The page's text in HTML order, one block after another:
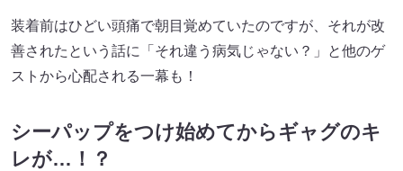
装着前はひどい頭痛で朝目覚めていたのですが、それが改
善されたという話に「それ違う病気じゃない？」と他のゲ
ストから心配される一幕も！
シーパップをつけ始めてからギャグのキ
レが…！？